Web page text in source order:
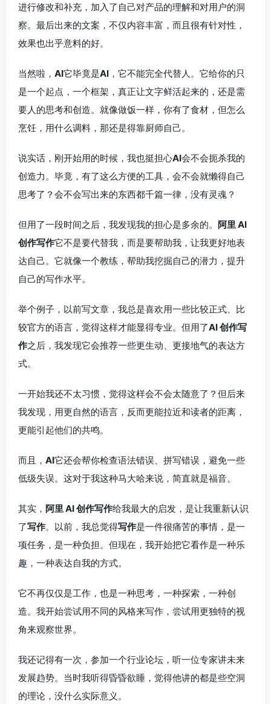
进行修改和补充，加入了自己对产品的理解和对用户的洞
察。最后出来的文案，不仅内容丰富，而且很有针对性，
效果也出乎意料的好。
当然啦， AI它毕竟是AI ，它不能完全代替人。它给你的只
是一个起点，一个框架，真正让文字鲜活起来的，还是需
要人的思考和创造。就像做饭一样，你有了食材，但怎么
烹饪，用什么调料，那还是得靠厨师自己。
说实话，刚开始用的时候，我也挺担心AI会不会扼杀我的
创造力。毕竟，有了这么方便的工具，会不会就懒得自己
思考了？会不会写出来的东西都千篇一律，没有灵魂？
但用了一段时间之后，我发现我的担心是多余的。 阿里 AI
创作写作它不是要代替我，而是要帮助我，让我更好地表
达自己。它就像一个教练，帮助我挖掘自己的潜力，提升
自己的写作水平。
举个例子，以前写文章，我总是喜欢用一些比较正式、比
较官方的语言，觉得这样才能显得专业。但用了AI 创作写
作之后，我发现它会推荐一些更生动、更接地气的表达方
式。
一开始我还不太习惯，觉得这样会不会太随意了？但后来
我发现，用更自然的语言，反而更能拉近和读者的距离，
更能引起他们的共鸣。
而且， AI它还会帮你检查语法错误、拼写错误，避免一些
低级失误。这对于我这种马大哈来说，简直就是福音。
其实， 阿里 AI 创作写作给我最大的启发，是让我重新认识
了写作。以前，我总觉得写作是一件很痛苦的事情，是一
项任务，是一种负担。但现在，我开始把它看作是一种乐
趣，一种表达自我的方式。
它不再仅仅是工作，也是一种思考，一种探索，一种创
造。我开始尝试用不同的风格来写作，尝试用更独特的视
角来观察世界。
我还记得有一次，参加一个行业论坛，听一位专家讲未来
发展趋势。当时我听得昏昏欲睡，觉得他讲的都是些空洞
的理论，没什么实际意义。